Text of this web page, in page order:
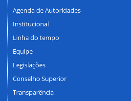
Agenda de Autoridades
Institucional
Linha do tempo
Equipe
Legislações
Conselho Superior
Transparência